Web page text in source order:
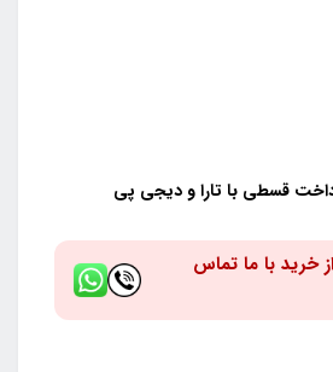
قسطی با تارا و دیجی پی
خرید با ما تماس